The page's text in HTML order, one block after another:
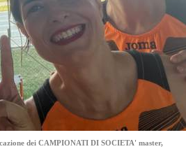
dei CAMPIONATI DI SOCIETA' master,